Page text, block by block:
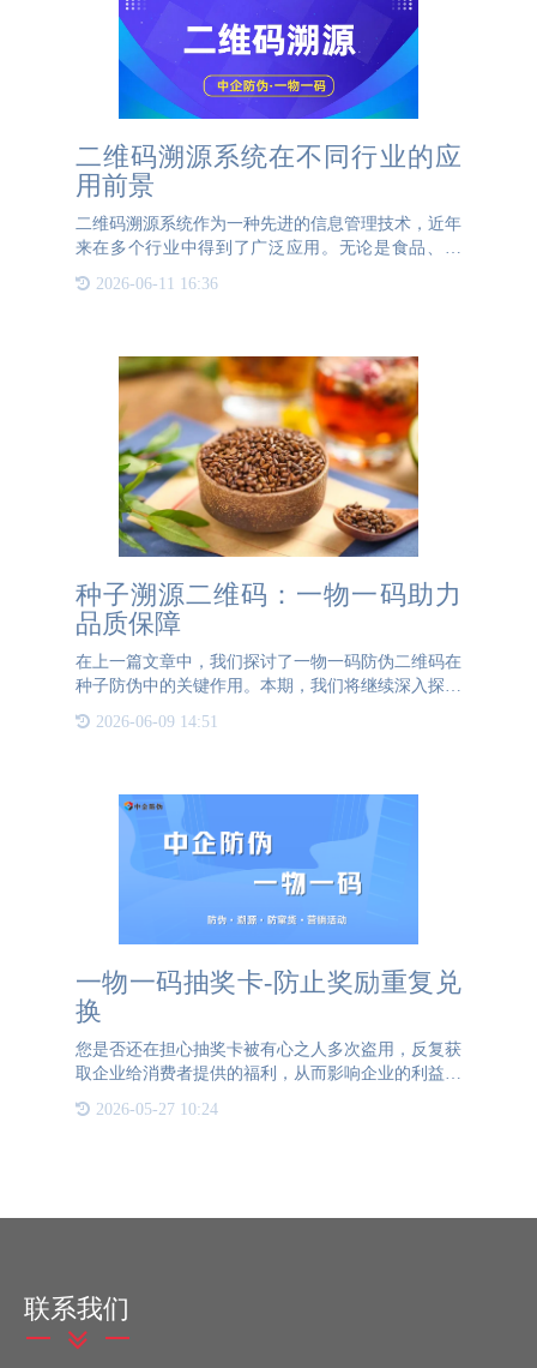
二维码溯源系统在不同行业的应
用前景
二维码溯源系统作为一种先进的信息管理技术，近年
来在多个行业中得到了广泛应用。无论是食品、医
药、电子产品还是奢侈品行业，二维码溯源系统都展
现出了巨大的应用前景。首先，食品行业是二维码溯
2026-06-11 16:36
种子溯源二维码：一物一码助力
品质保障
在上一篇文章中，我们探讨了一物一码防伪二维码在
种子防伪中的关键作用。本期，我们将继续深入探讨
源功能。为什么种子需要溯源？种子作为农业生产的
2026-06-09 14:51
一物一码抽奖卡-防止奖励重复兑
换
您是否还在担心抽奖卡被有心之人多次盗用，反复获
取企业给消费者提供的福利，从而影响企业的利益？
您是否还在担心消费者拿到红包现金后无法实现真是
转化，企业的知名度无法得到有效提升？3044AM永
2026-05-27 10:24
联系我们